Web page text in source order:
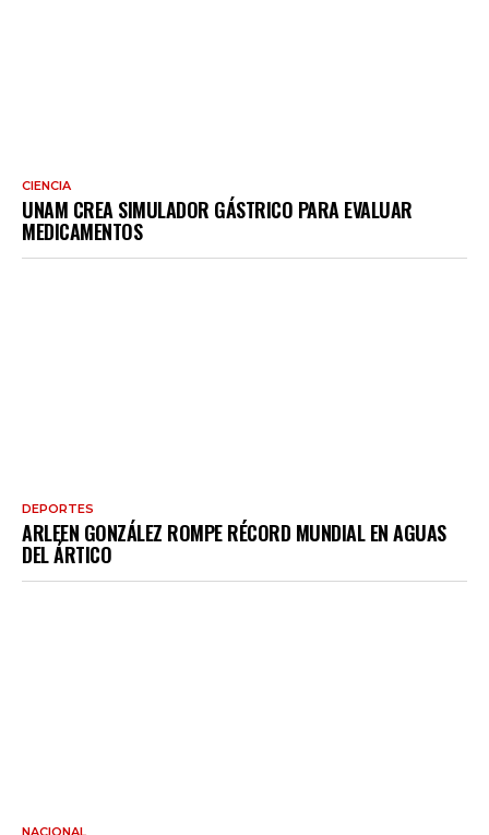
CIENCIA
UNAM CREA SIMULADOR GÁSTRICO PARA EVALUAR
MEDICAMENTOS
DEPORTES
ARLEEN GONZÁLEZ ROMPE RÉCORD MUNDIAL EN AGUAS
DEL ÁRTICO
NACIONAL